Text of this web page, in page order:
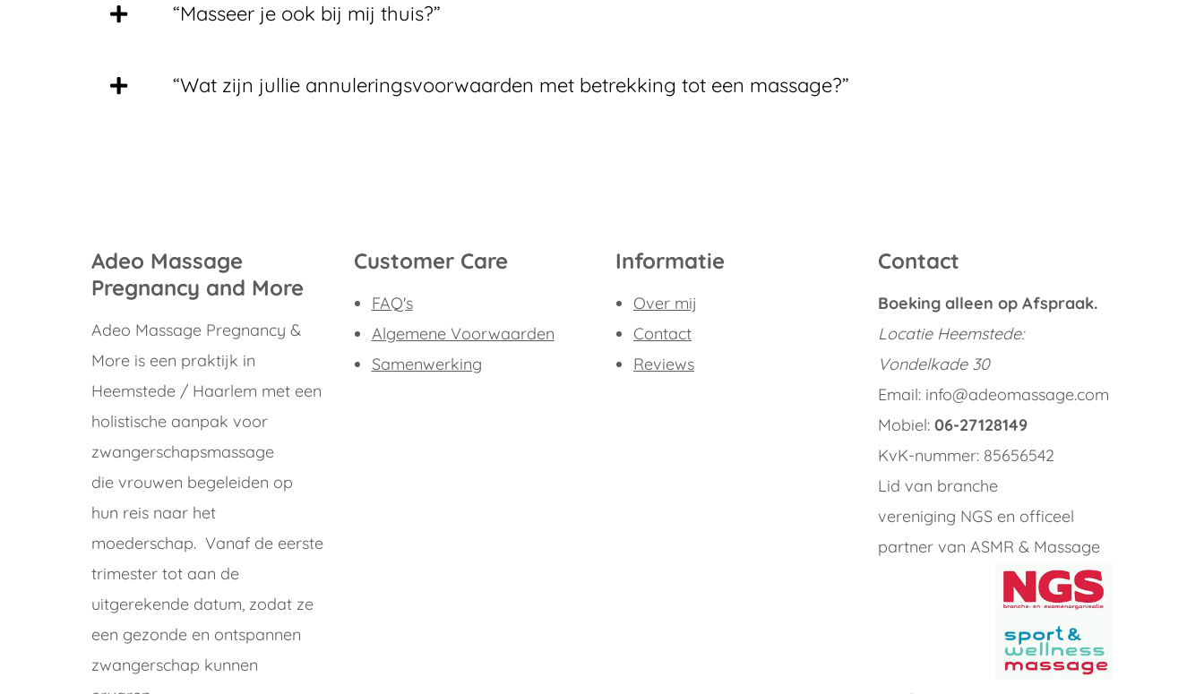
“Masseer je ook bij mij thuis?”
“Wat zijn jullie annuleringsvoorwaarden met betrekking tot een massage?”
Adeo Massage
Pregnancy and More
Adeo Massage Pregnancy &
More is een praktijk in
Heemstede / Haarlem met een
holistische aanpak voor
zwangerschapsmassage
die vrouwen begeleiden op
hun reis naar het
moederschap. Vanaf de eerste
trimester tot aan de
uitgerekende datum, zodat ze
een gezonde en ontspannen
zwangerschap kunnen
Customer Care
FAQ's
Algemene Voorwaarden
Samenwerking
Informatie
Over mij
Contact
Reviews
Contact
Boeking alleen op Afspraak.
Locatie Heemstede:
Vondelkade 30
Email: info@adeomassage.com
Mobiel: 06-27128149
KvK-nummer: 85656542
Lid van branche
vereniging NGS en officeel
partner van ASMR & Massage